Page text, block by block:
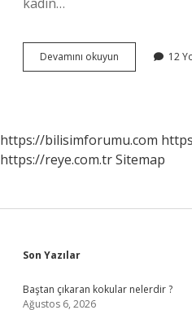
Devamını okuyun Kadınlar
En
Olur
12
https://bilisimforumu.com
https://reye.com.trSitemap
Sidebar
Son Yazılar
Baştan çıkaran kokular nelerdir ?
Ağustos 6, 2026